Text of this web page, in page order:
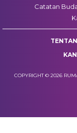
Catatan
COPYRIGHT © 2026